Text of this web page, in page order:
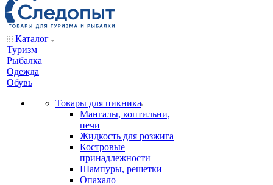
Каталог
Туризм
Рыбалка
Одежда
Обувь
Товары для пикника
Мангалы, коптильни,
печи
Жидкость для розжига
Костровые
принадлежности
Шампуры, решетки
Опахало